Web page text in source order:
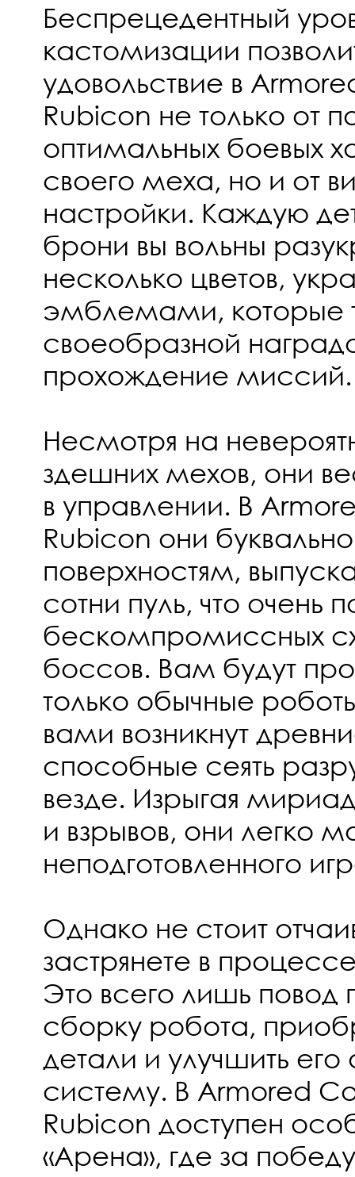
Беспрецедентный
кастомизации
удовольствие в
Rubicon не только от
оптимальных боевых
своего меха, но и от
настройки. Каждую
брони вы вольны
несколько цветов,
эмблемами, которые
своеобразной
прохождение миссий.
Несмотря на
здешних мехов, они
в управлении. В
Rubicon они буквально
поверхностям,
сотни пуль, что очень
бескомпромиссных
боссов. Вам будут
только обычные
вами возникнут
способные сеять
везде. Изрыгая
и взрывов, они легко
неподготовленного
Однако не стоит
застрянете в
Это всего лишь повод
сборку робота,
детали и улучшить
систему. В Armored
Rubicon доступен
«Арена», где за